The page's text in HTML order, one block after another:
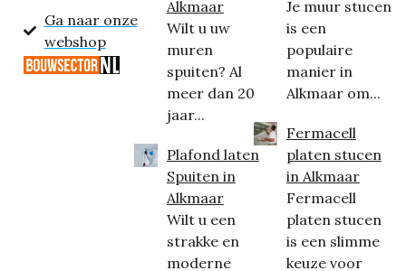
Ga naar onze
webshop
Alkmaar
Wilt u uw
muren
spuiten? Al
meer dan 20
jaar...
Plafond laten
Spuiten in
Alkmaar
Wilt u een
strakke en
moderne
Je muur stucen
is een
populaire
manier in
Alkmaar om...
Fermacell
platen stucen
in Alkmaar
Fermacell
platen stucen
is een slimme
keuze voor